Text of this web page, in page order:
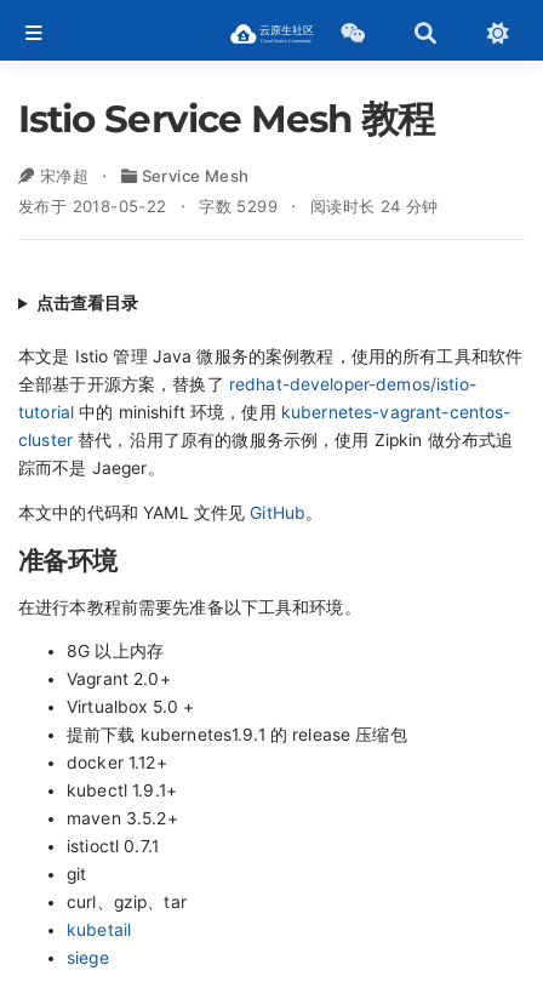
Istio Service Mesh 教程
宋净超
Service Mesh
发布于 2018-05-22
字数 5299 阅读时长 24 分钟
点击查看目录
本文是 Istio 管理 Java 微服务的案例教程，使用的所有工具和软件
全部基于开源方案，替换了 redhat-developer-demos/istio-
tutorial 中的 minishift 环境，使用 kubernetes-vagrant-centos-
cluster替代，沿用了原有的微服务示例，使用 Zipkin 做分布式追
踪而不是 Jaeger。
本文中的代码和 YAML 文件见GitHub。
准备环境
在进行本教程前需要先准备以下工具和环境。
8G 以上内存
Vagrant 2.0+
Virtualbox 5.0 +
提前下载 kubernetes1.9.1 的 release 压缩包
docker 1.12+
kubectl 1.9.1+
maven 3.5.2+
istioctl 0.7.1
git
curl、gzip、tar
kubetail
siege